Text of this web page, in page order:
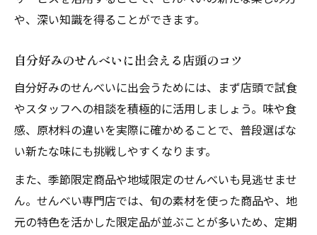
や、深い知識を得ることができます。
自分好みのせんべいに出会える店頭のコツ
自分好みのせんべいに出会うためには、まず店頭で試食
やスタッフへの相談を積極的に活用しましょう。味や食
感、原材料の違いを実際に確かめることで、普段選ばな
い新たな味にも挑戦しやすくなります。
また、季節限定商品や地域限定のせんべいも見逃せませ
ん。せんべい専門店では、旬の素材を使った商品や、地
元の特色を活かした限定品が並ぶことが多いため、定期